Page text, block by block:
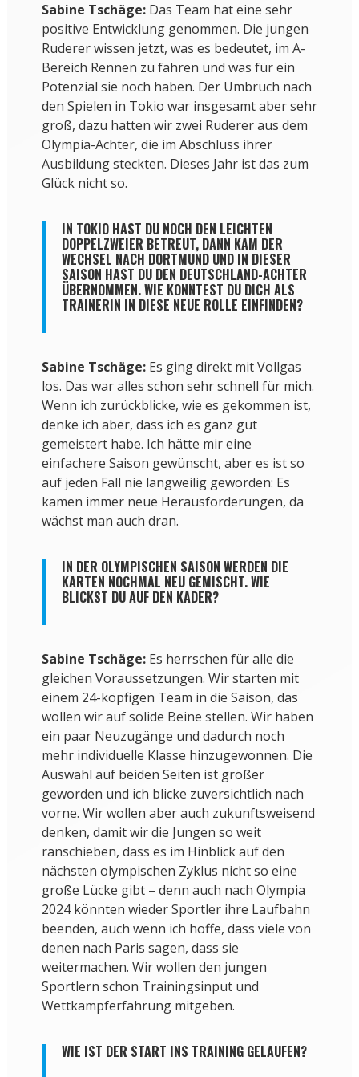
Sabine Tschäge:Das Team hat eine sehr
positive Entwicklung genommen. Die jungen
Ruderer wissen jetzt, was es bedeutet, im A-
Bereich Rennen zu fahren und was für ein
Potenzial sie noch haben. Der Umbruch nach
den Spielen in Tokio war insgesamt aber sehr
groß, dazu hatten wir zwei Ruderer aus dem
Olympia-Achter, die im Abschluss ihrer
Ausbildung steckten. Dieses Jahr ist das zum
Glück nicht so.
IN TOKIO HAST DU NOCH DEN LEICHTEN
DOPPELZWEIER BETREUT, DANN KAM DER
WECHSEL NACH DORTMUND UND IN DIESER
SAISON HAST DU DEN DEUTSCHLAND-ACHTER
ÜBERNOMMEN. WIE KONNTEST DU DICH ALS
TRAINERIN IN DIESE NEUE ROLLE EINFINDEN?
Sabine Tschäge:Es ging direkt mit Vollgas
los. Das war alles schon sehr schnell für mich.
Wenn ich zurückblicke, wie es gekommen ist,
denke ich aber, dass ich es ganz gut
gemeistert habe. Ich hätte mir eine
einfachere Saison gewünscht, aber es ist so
auf jeden Fall nie langweilig geworden: Es
kamen immer neue Herausforderungen, da
wächst man auch dran.
IN DER OLYMPISCHEN SAISON WERDEN DIE
KARTEN NOCHMAL NEU GEMISCHT. WIE
BLICKST DU AUF DEN KADER?
Sabine Tschäge:Es herrschen für alle die
gleichen Voraussetzungen. Wir starten mit
einem 24-köpfigen Team in die Saison, das
wollen wir auf solide Beine stellen. Wir haben
ein paar Neuzugänge und dadurch noch
mehr individuelle Klasse hinzugewonnen. Die
Auswahl auf beiden Seiten ist größer
geworden und ich blicke zuversichtlich nach
vorne. Wir wollen aber auch zukunftsweisend
denken, damit wir die Jungen so weit
ranschieben, dass es im Hinblick auf den
nächsten olympischen Zyklus nicht so eine
große Lücke gibt – denn auch nach Olympia
2024 könnten wieder Sportler ihre Laufbahn
beenden, auch wenn ich hoffe, dass viele von
denen nach Paris sagen, dass sie
weitermachen. Wir wollen den jungen
Sportlern schon Trainingsinput und
Wettkampferfahrung mitgeben.
WIE IST DER START INS TRAINING GELAUFEN?